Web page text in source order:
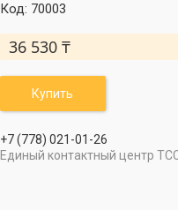
Код: 70003
36 530 ₸
Купить
+7 (778) 021-01-26
Единый контактный центр